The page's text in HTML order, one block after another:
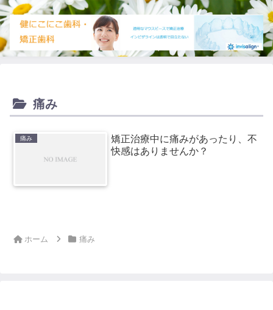
痛み
痛み
矯正治療中に痛みがあったり、不
快感はありませんか？
ホーム 痛み